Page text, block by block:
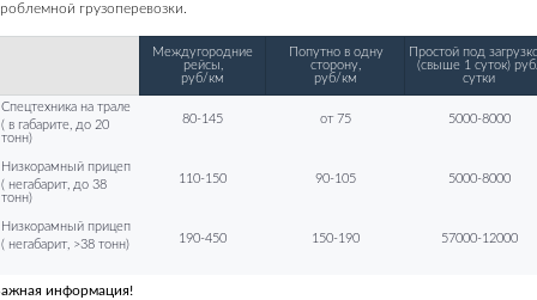
грузоперевозки.
Междугородние
рейсы,
руб/км
Попутно в одну
сторону,
руб/км
Простой под
(свыше 1 суток)
сутки
Спецтехника на трале
( в габарите, до 20
тонн)
80-145 от 75 5000-8000
Низкорамный прицеп
( негабарит, до 38
тонн)
110-150 90-105 5000-8000
Низкорамный прицеп
( негабарит, >38 тонн)
190-450 150-190 57000-12000
информация!